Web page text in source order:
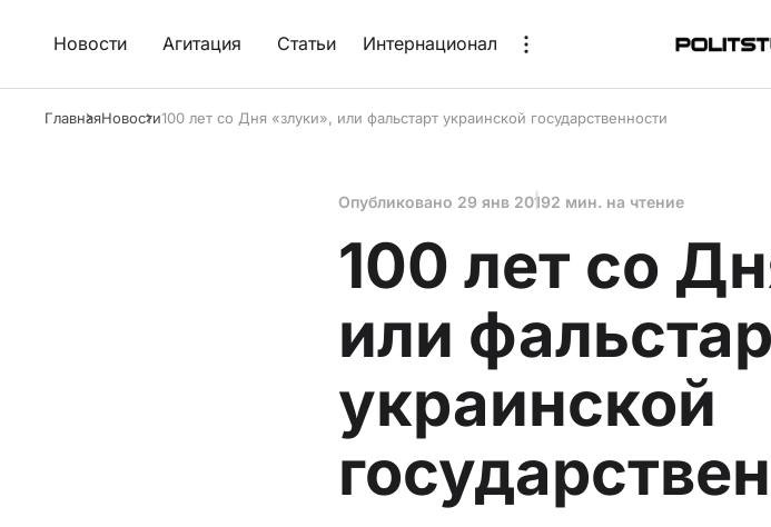
Новости Агитация Статьи Интернационал
ГлавнаяНовости100 лет со Дня «злуки», или фальстарт украинской государственности
Опубликовано 29 янв 20192 мин. на чтение
100 лет со
или
украинской